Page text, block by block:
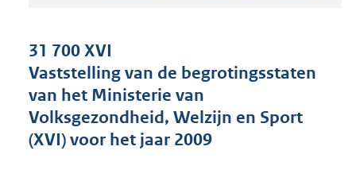
s
r
o
o
31 700 XVI
Vaststelling van de begrotingsstaten
van het Ministerie van
Volksgezondheid, Welzijn en Sport
(XVI) voor het jaar 2009